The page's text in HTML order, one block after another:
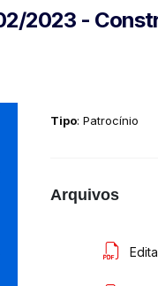
2023 -
Tipo: Patrocínio
Arquivos